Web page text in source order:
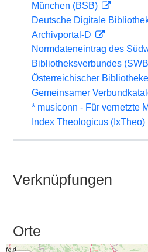
München (BSB)
Deutsche Digitale
Archivportal-D
Normdateneintrag des
Bibliotheksverbundes
Österreichischer
Gemeinsamer
* musiconn - Für vernetzte
Index Theologicus (IxTheo)
Verknüpfungen
Orte